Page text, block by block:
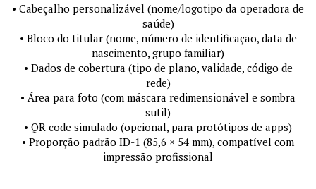
• Cabeçalho personalizável (nome/logotipo da operadora de
saúde)
• Bloco do titular (nome, número de identificação, data de
nascimento, grupo familiar)
• Dados de cobertura (tipo de plano, validade, código de
rede)
• Área para foto (com máscara redimensionável e sombra
sutil)
• QR code simulado (opcional, para protótipos de apps)
• Proporção padrão ID-1 (85,6 × 54 mm), compatível com
impressão profissional